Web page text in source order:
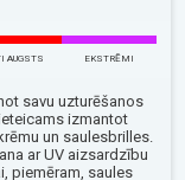
AUGSTS EKSTRĒMI
savu uzturēšanos
izmantot
un saulesbrilles.
ar UV aizsardzību
piemēram, saules